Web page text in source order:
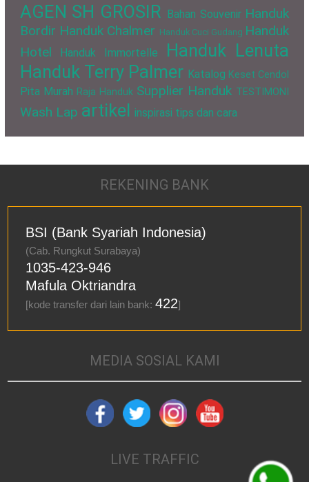
AGEN SH GROSIR Bahan Souvenir Handuk
Bordir Handuk Chalmer Handuk Cuci Gudang Handuk
Hotel
Handuk Immortelle
Handuk Lenuta
Handuk Terry Palmer Katalog Keset Cendol
Pita Murah Raja Handuk Supplier Handuk TESTIMONI
Wash Lap artikel inspirasi tips dan cara
REKENING BANK
BSI (Bank Syariah Indonesia)
(Cab. Rungkut Surabaya)
1035-423-946
Mafula Oktriandra
[kode transfer dari lain bank:422]
MEDIA SOSIAL KAMI
LIVE TRAFFIC